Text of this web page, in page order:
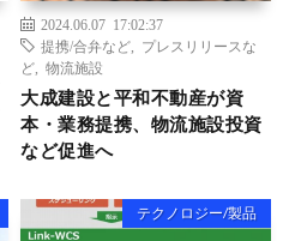
2024.06.07 17:02:37
提携/合弁など
プレスリリースな
ど
物流施設
大成建設と平和不動産が資
本・業務提携、物流施設投資
など促進へ
テクノロジー/製品